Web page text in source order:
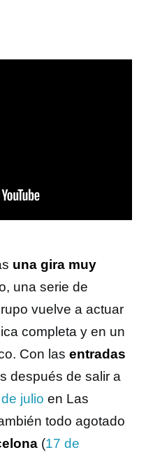
una gira muy
una serie de
vuelve a actuar
completa y en un
Con las entradas
después de salir a
julio en Las
todo agotado
(17 de